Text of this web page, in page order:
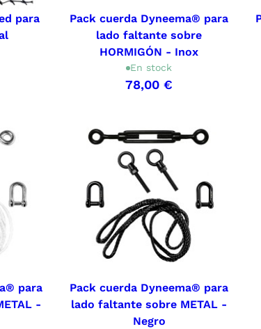
para
Pack cuerda Dyneema® para
lado faltante sobre
HORMIGÓN - Inox
En stock
78,00 €
para
-
Pack cuerda Dyneema® para
lado faltante sobre METAL -
Negro